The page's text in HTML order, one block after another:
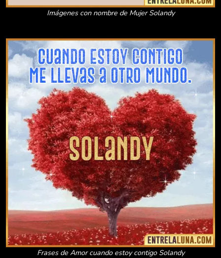
Imágenes con nombre de Mujer Solandy
Frases de Amor cuando estoy contigo Solandy